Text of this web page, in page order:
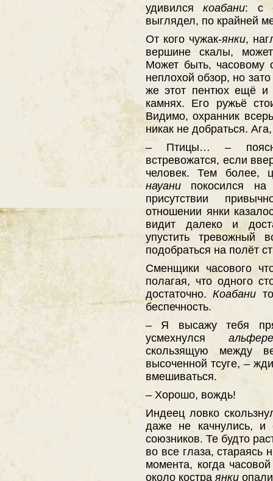
удивилсякоабани: с
выглядел, по крайней
От кого чужак-янки,
вершине скалы,
Может быть, часовому
неплохой обзор, но
же этот пентюх ещё и
камнях. Его ружьё
Видимо, охранник
никак не добраться.
– Птицы… –
встревожатся, если
человек. Тем более,
науани покосился
присутствии
отношении янки
видит далеко и
упустить тревожный
подобраться на полёт
Сменщики часового
полагая, что одного
достаточно.Коабани
беспечность.
– Я высажу тебя
усмехнулся
скользящую между
высоченной тсуге, –
вмешиваться.
– Хорошо, вождь!
Индеец ловко
даже не качнулись, и
союзников. Те будто
во все глаза, стараясь
момента, когда
около костра янки